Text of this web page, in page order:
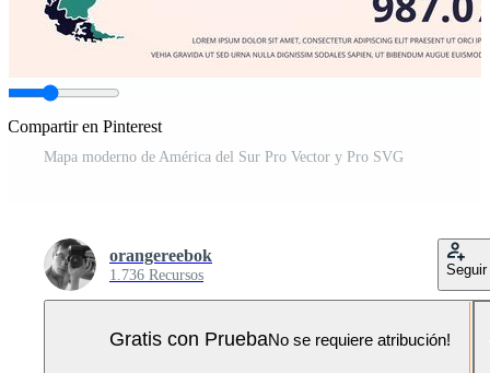
Compartir en Pinterest
Mapa moderno de América del Sur Pro Vector y Pro SVG
orangereebok
1.736 Recursos Seguir
Gratis con PruebaNo se requiere atribución!